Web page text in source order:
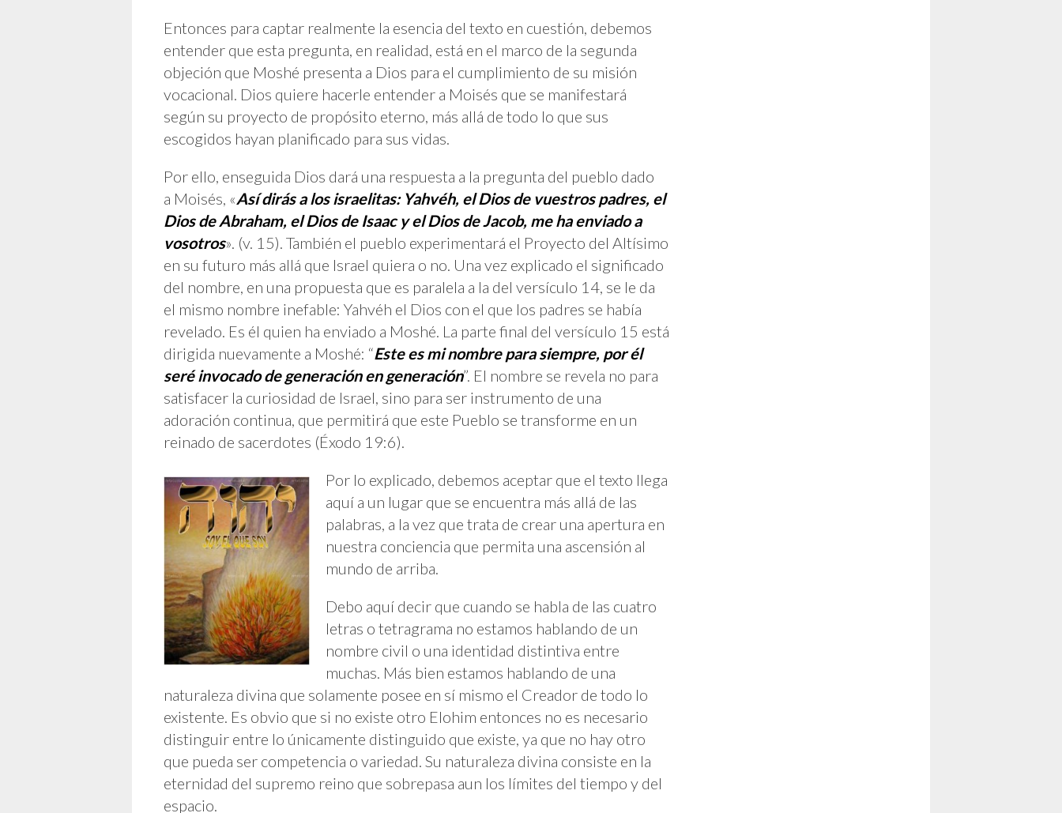
Entonces para captar realmente la esencia del texto en cuestión, debemos
entender que esta pregunta, en realidad, está en el marco de la segunda
objeción que Moshé presenta a Dios para el cumplimiento de su misión
vocacional. Dios quiere hacerle entender a Moisés que se manifestará
según su proyecto de propósito eterno, más allá de todo lo que sus
escogidos hayan planificado para sus vidas.
Por ello, enseguida Dios dará una respuesta a la pregunta del pueblo dado
a Moisés, «Así dirás a los israelitas: Yahvéh, el Dios de vuestros padres, el
Dios de Abraham, el Dios de Isaac y el Dios de Jacob, me ha enviado a
vosotros». (v. 15). También el pueblo experimentará el Proyecto del Altísimo
en su futuro más allá que Israel quiera o no. Una vez explicado el significado
del nombre, en una propuesta que es paralela a la del versículo 14, se le da
el mismo nombre inefable: Yahvéh el Dios con el que los padres se había
revelado. Es él quien ha enviado a Moshé. La parte final del versículo 15 está
dirigida nuevamente a Moshé: “Este es mi nombre para siempre, por él
seré invocado de generación en generación”. El nombre se revela no para
satisfacer la curiosidad de Israel, sino para ser instrumento de una
adoración continua, que permitirá que este Pueblo se transforme en un
reinado de sacerdotes (Éxodo 19:6).
Por lo explicado, debemos aceptar que el texto llega
aquí a un lugar que se encuentra más allá de las
palabras, a la vez que trata de crear una apertura en
nuestra conciencia que permita una ascensión al
mundo de arriba.
Debo aquí decir que cuando se habla de las cuatro
letras o tetragrama no estamos hablando de un
nombre civil o una identidad distintiva entre
muchas. Más bien estamos hablando de una
naturaleza divina que solamente posee en sí mismo el Creador de todo lo
existente. Es obvio que si no existe otro Elohim entonces no es necesario
distinguir entre lo únicamente distinguido que existe, ya que no hay otro
que pueda ser competencia o variedad. Su naturaleza divina consiste en la
eternidad del supremo reino que sobrepasa aun los límites del tiempo y del
espacio.